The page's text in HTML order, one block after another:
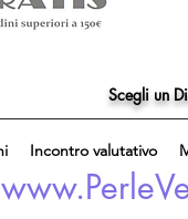
Scegli un
Incontro valutativo